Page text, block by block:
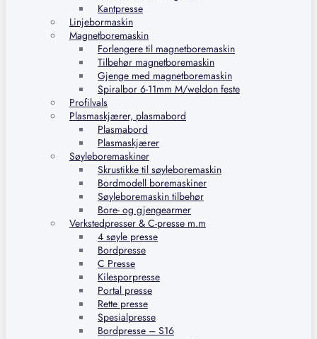
Kantpresse
Linjebormaskin
Magnetboremaskin
Forlengere til magnetboremaskin
Tilbehør magnetboremaskin
Gjenge med magnetboremaskin
Spiralbor 6-11mm M/weldon feste
Profilvals
Plasmaskjærer, plasmabord
Plasmabord
Plasmaskjærer
Søyleboremaskiner
Skrustikke til søyleboremaskin
Bordmodell boremaskiner
Søyleboremaskin tilbehør
Bore- og gjengearmer
Verkstedpresser & C-presse m.m
4 søyle presse
Bordpresse
C Presse
Kilesporpresse
Portal presse
Rette presse
Spesialpresse
Bordpresse – S16